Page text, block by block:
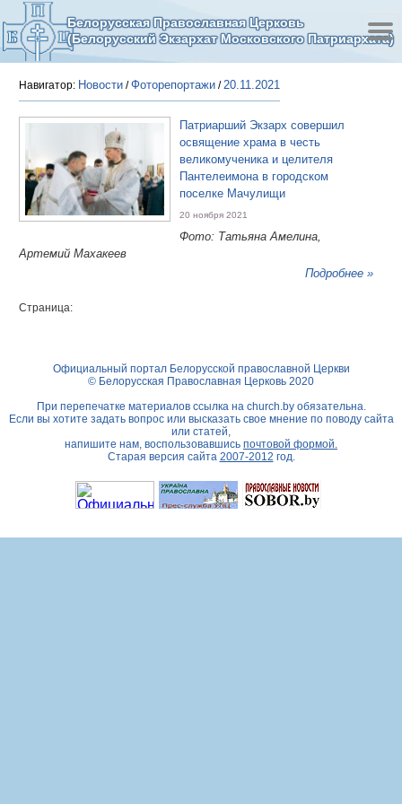
Белорусская Православная Церковь
(Белорусский Экзархат Московского Патриархата)
Навигатор: Новости /Фоторепортажи /20.11.2021
Патриарший Экзарх совершил
освящение храма в честь
великомученика и целителя
Пантелеимона в городском
поселке Мачулищи
20 ноября 2021
Фото: Татьяна Амелина,
Артемий Махакеев
Подробнее »
Страница:
Официальный портал Белорусской православной Церкви
© Белорусская Православная Церковь 2020
При перепечатке материалов ссылка на church.byобязательна.
Если вы хотите задать вопрос или высказать свое мнение по поводу сайта
или статей,
напишите нам, воспользовавшись почтовой формой.
Старая версия сайта 2007-2012 год.